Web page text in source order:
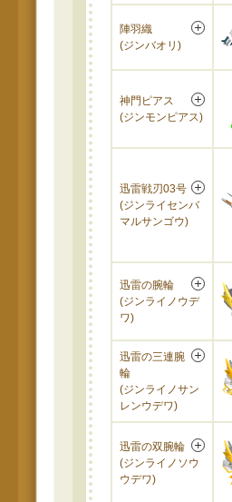
陣羽織
(ジンバオリ)
神門ピアス
(ジンモンピアス)
迅雷戦刃03号
(ジンライセンバ
マルサンゴウ)
迅雷の腕輪
(ジンライノウデ
ワ)
迅雷の三連腕
輪
(ジンライノサン
レンウデワ)
迅雷の双腕輪
(ジンライノソウ
ウデワ)